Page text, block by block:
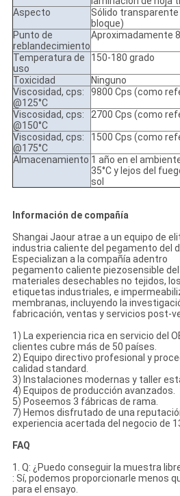
Aspecto
Sólido transparente
bloque)
Punto de
reblandecimiento
Aproximadamente
Temperatura de
uso
150-180 grado
Toxicidad
Ninguno
Viscosidad, cps:
@125°C
9800 Cps (como
Viscosidad, cps:
@150°C
2700 Cps (como
Viscosidad, cps:
@175°C
1500 Cps (como
Almacenamiento 1 año en el
35°C y lejos del
sol
Información de compañía
Shangai Jaour atrae a un equipo de
industria caliente del pegamento del
Especializan a la compañía adentro
pegamento caliente piezosensible
materiales desechables no tejidos,
etiquetas industriales, e
membranas, incluyendo la
fabricación, ventas y servicios post-
1) La experiencia rica en servicio del
clientes cubre más de 50 países.
2) Equipo directivo profesional y
calidad standard.
3) Instalaciones modernas y taller
4) Equipos de producción avanzados.
5) Poseemos 3 fábricas de rama.
7) Hemos disfrutado de una
experiencia acertada del negocio de
FAQ
1. Q: ¿Puedo conseguir la muestra
: Sí, podemos proporcionarle menos
para el ensayo.